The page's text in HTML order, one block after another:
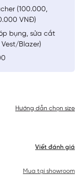
Viết đánh giá
Hướng dẫn chọn size
Mua tại showroom
(100.000,
VNĐ)
bụng, sửa cắt
Blazer)